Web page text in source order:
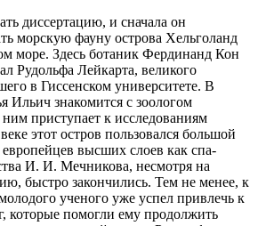
диссертацию, и сначала он
морскую фауну острова Хельголанд
море. Здесь ботаник Фердинанд Кон
Рудольфа Лейкарта, великого
в Гиссенском университете. В
Ильич знакомится с зоологом
приступает к исследованиям
этот остров пользовался большой
высших слоев как спа-
И. И. Мечникова, несмотря на
быстро закончились. Тем не менее, к
ученого уже успел привлечь к
которые помогли ему продолжить